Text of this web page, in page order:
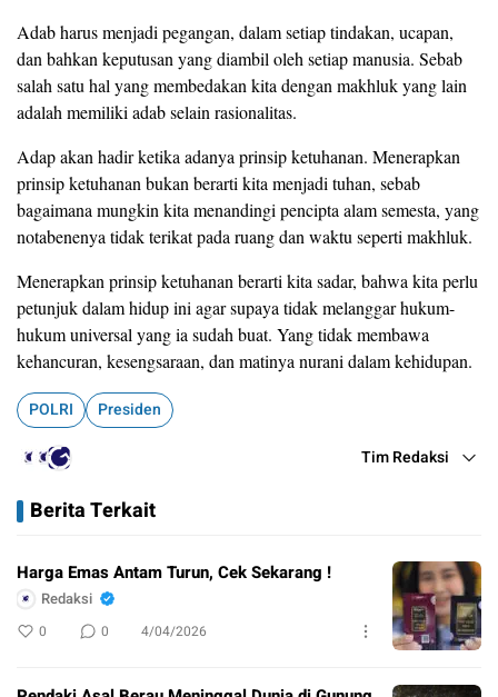
Adab harus menjadi pegangan, dalam setiap tindakan, ucapan,
dan bahkan keputusan yang diambil oleh setiap manusia. Sebab
salah satu hal yang membedakan kita dengan makhluk yang lain
adalah memiliki adab selain rasionalitas.
Adap akan hadir ketika adanya prinsip ketuhanan. Menerapkan
prinsip ketuhanan bukan berarti kita menjadi tuhan, sebab
bagaimana mungkin kita menandingi pencipta alam semesta, yang
notabenenya tidak terikat pada ruang dan waktu seperti makhluk.
Menerapkan prinsip ketuhanan berarti kita sadar, bahwa kita perlu
petunjuk dalam hidup ini agar supaya tidak melanggar hukum-
hukum universal yang ia sudah buat. Yang tidak membawa
kehancuran, kesengsaraan, dan matinya nurani dalam kehidupan.
POLRI Presiden
Tim Redaksi
Berita Terkait
Harga Emas Antam Turun, Cek Sekarang !
Redaksi
0 0 4/04/2026